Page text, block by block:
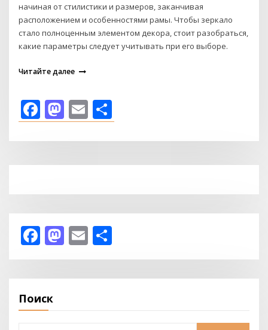
начиная от стилистики и размеров, заканчивая
расположением и особенностями рамы. Чтобы зеркало
стало полноценным элементом декора, стоит разобраться,
какие параметры следует учитывать при его выборе.
Читайте далее
Facebook
Mastodon
Email
Facebook
Mastodon
Email
Поиск